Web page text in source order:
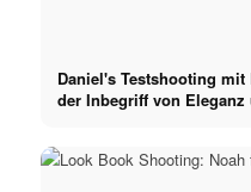
Daniel's Testshooting
der Inbegriff von